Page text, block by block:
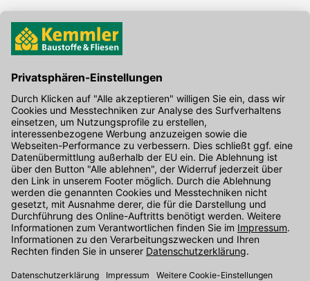
Hier gibt's die kostenlose App
Kontakt
Unser Onlineshop Team ist montags bis freitags von 08:00 - 17:00
Uhr unter der Telefonnummer07071 / 151-151für Sie erreichbar.
Alternativ können Sie unser Kontaktformular nutzen.
Den Kontakt direkt in unsere Niederlassungen finden Sie hier
Folgen Sie uns auf: